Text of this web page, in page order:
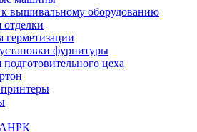
к вышивальному оборудованию
отделки
фурнитуры
цеха
АНРК